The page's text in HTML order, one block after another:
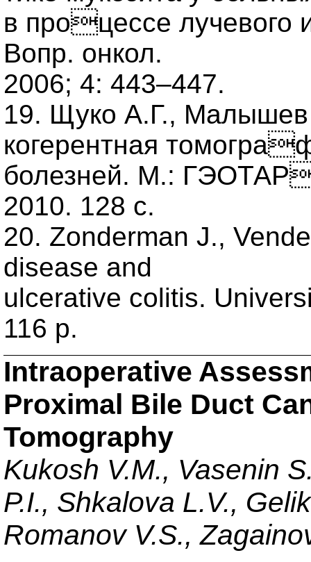
в процессе лучевого
Вопр. онкол.
2006; 4: 443–447.
19. Щуко А.Г.,
когерентная
болезней. М.:
2010. 128 с.
20. Zonderman J.,
disease and
ulcerative colitis.
116 p.
Intraoperative
Proximal Bile Duct
Tomography
Kukosh V.M., Vasenin
P.I., Shkalova L.V.,
Romanov V.S.,